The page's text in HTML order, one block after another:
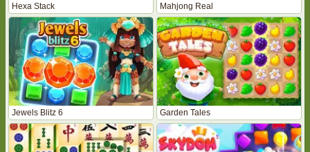
Hexa Stack Mahjong Real
Jewels Blitz 6 Garden Tales